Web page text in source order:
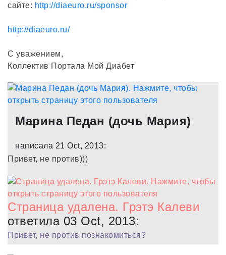
сайте: http://diaeuro.ru/sponsor
http://diaeuro.ru/
С уважением,
Коллектив Портала Мой Диабет
Марина Педан (дочь Мария)
написала 21 Oct, 2013:
Привет, не против)))
Страница удалена. Грэтэ Калеви
ответила 03 Oct, 2013:
Привет, не против познакомиться?